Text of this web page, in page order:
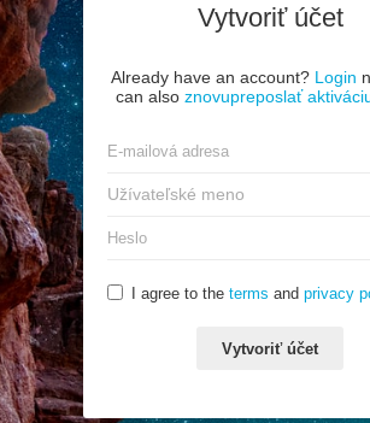
Vytvoriť účet
Already have an account? Login
can also znovupreposlať
I agree to the terms and privacy
Vytvoriť účet